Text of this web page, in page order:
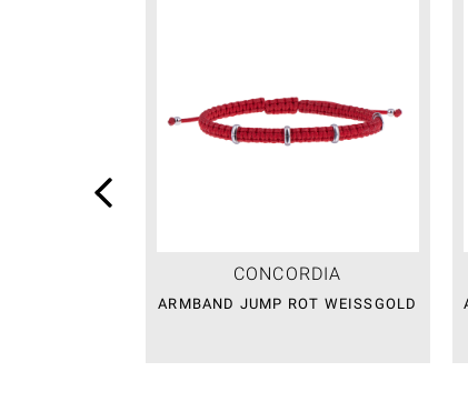
CONCORDIA
ARMBAND JUMP ROT WEISSGOLD